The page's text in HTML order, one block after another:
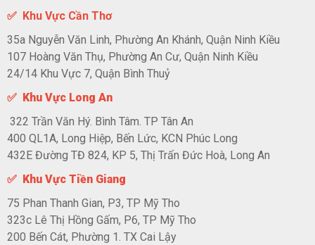
✅ Khu Vực Cần Thơ
35a Nguyễn Văn Linh, Phường An Khánh, Quận Ninh Kiều
107 Hoàng Văn Thụ, Phường An Cư, Quận Ninh Kiều
24/14 Khu Vực 7, Quận Bình Thuỷ
✅ Khu Vực Long An
322 Trần Văn Hý. Bình Tâm. TP Tân An
400 QL1A, Long Hiệp, Bến Lức, KCN Phúc Long
432E Đường TĐ 824, KP 5, Thị Trấn Đức Hoà, Long An
✅ Khu Vực Tiền Giang
75 Phan Thanh Gian, P3, TP Mỹ Tho
323c Lê Thị Hồng Gấm, P6, TP Mỹ Tho
200 Bến Cát, Phường 1. TX Cai Lậy